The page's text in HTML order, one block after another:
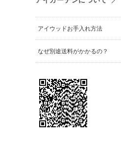
アイウッドお手入れ方法
なぜ別途送料がかかるの？